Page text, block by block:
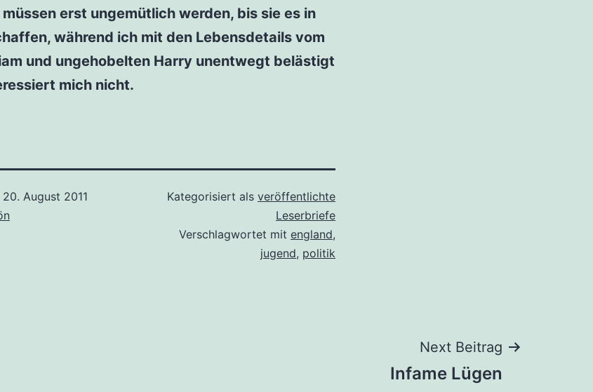
erst ungemütlich werden, bis sie es in
während ich mit den Lebensdetails vom
und ungehobelten Harry unentwegt belästigt
mich nicht.
20. August 2011
Kategorisiert als veröffentlichte
Leserbriefe
Verschlagwortet mit england,
jugend, politik
Next Beitrag
Infame Lügen